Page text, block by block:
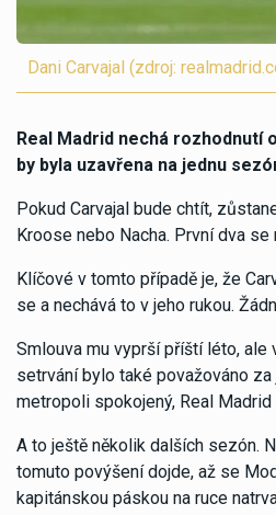
Dani Carvajal (zdroj:
Real Madrid nechá rozhodnutí
by byla uzavřena na jednu
Pokud Carvajal bude chtít,
Kroose nebo Nacha. První dva
Klíčové v tomto případě je, že
se a nechává to v jeho rukou.
Smlouva mu vyprší příští léto,
setrvání bylo také považováno
metropoli spokojený, Real
A to ještě několik dalších sezón.
tomuto povýšení dojde, až se
kapitánskou páskou na ruce